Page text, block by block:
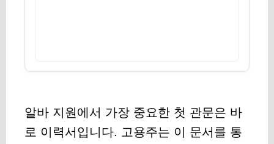
알바 지원에서 가장 중요한 첫 관문은 바
로 이력서입니다. 고용주는 이 문서를 통